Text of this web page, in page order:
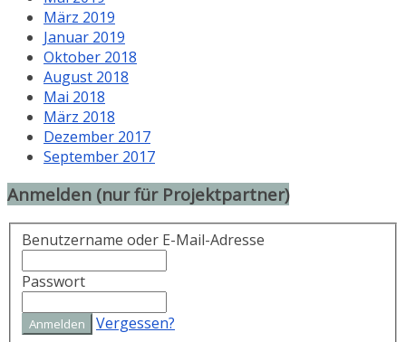
März 2019
Januar 2019
Oktober 2018
August 2018
Mai 2018
März 2018
Dezember 2017
September 2017
Anmelden (nur für Projektpartner)
Benutzername oder E-Mail-Adresse
Passwort
Vergessen?